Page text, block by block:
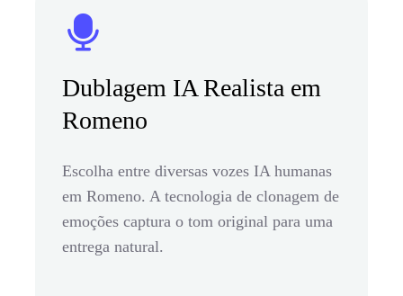
Dublagem IA Realista em
Romeno
Escolha entre diversas vozes IA humanas
em Romeno. A tecnologia de clonagem de
emoções captura o tom original para uma
entrega natural.